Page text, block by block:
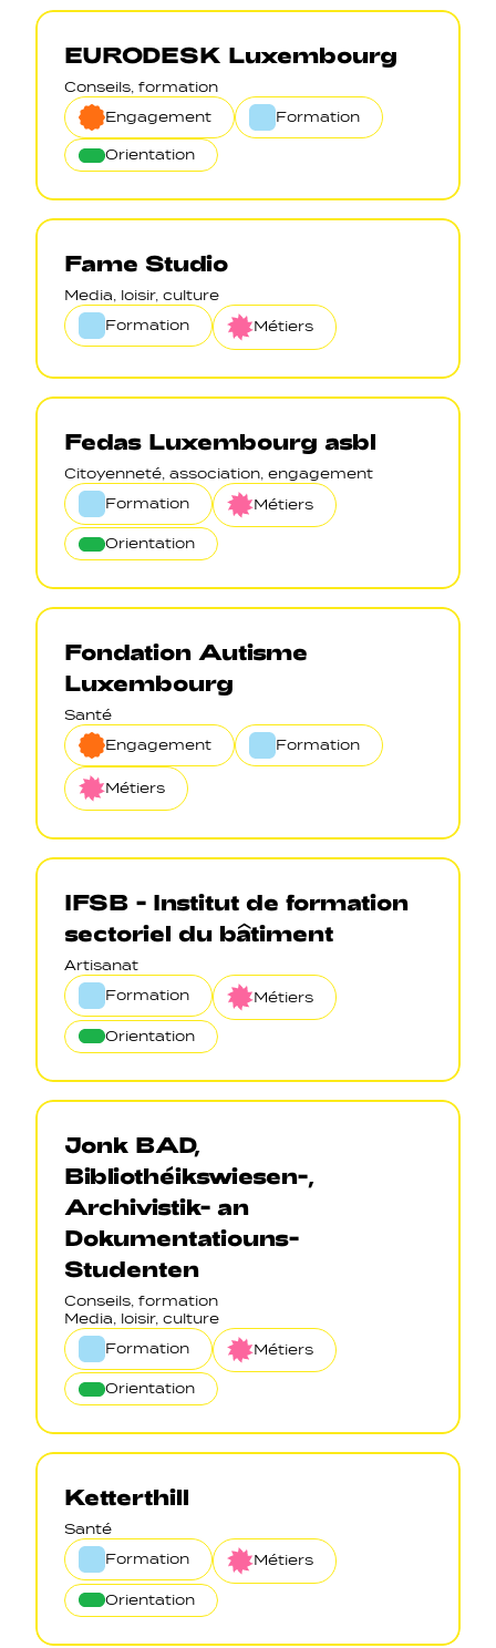
EURODESK Luxembourg
Conseils, formation
Engagement
Formation
Orientation
Fame Studio
Media, loisir, culture
Formation
Métiers
Fedas Luxembourg asbl
Citoyenneté, association, engagement
Formation
Métiers
Orientation
Fondation Autisme
Luxembourg
Santé
Engagement
Formation
Métiers
IFSB - Institut de formation
sectoriel du bâtiment
Artisanat
Formation
Métiers
Orientation
Jonk BAD,
Bibliothéikswiesen-,
Archivistik- an
Dokumentatiouns-
Studenten
Conseils, formation
Media, loisir, culture
Formation
Métiers
Orientation
Ketterthill
Santé
Formation
Métiers
Orientation